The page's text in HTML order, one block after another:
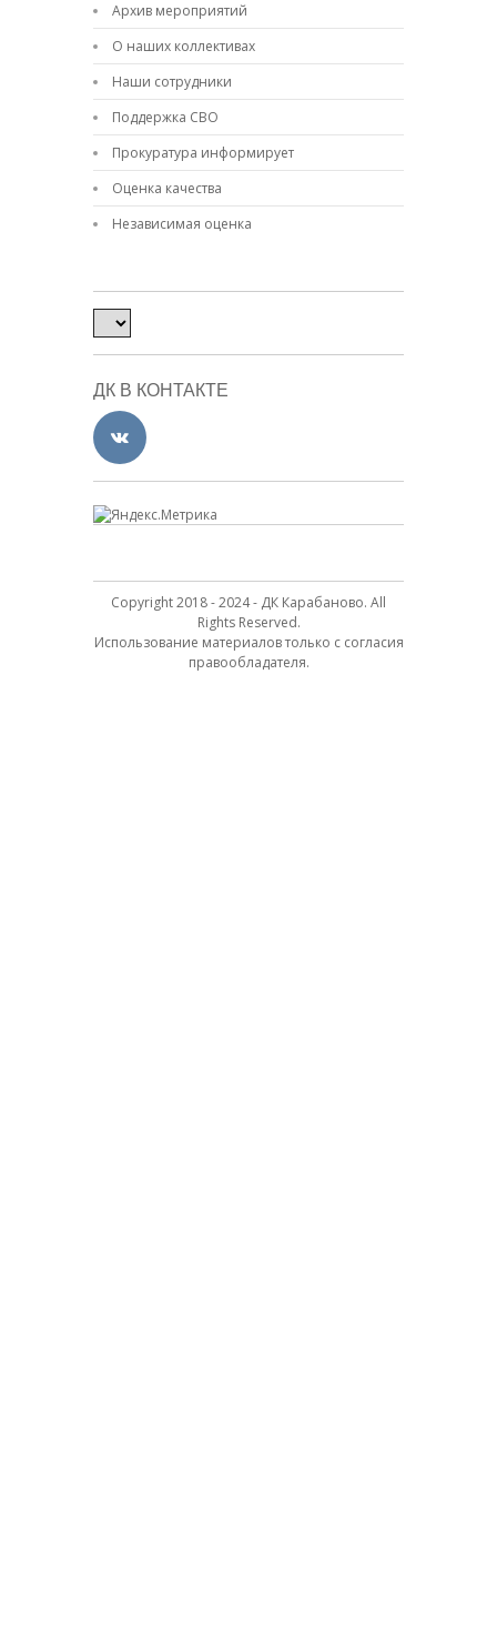
Архив мероприятий
О наших коллективах
Наши сотрудники
Поддержка СВО
Прокуратура информирует
Оценка качества
Независимая оценка
ДК В КОНТАКТЕ
Copyright 2018 - 2024 - ДК Карабаново. All
Rights Reserved.
Использование материалов только с согласия
правообладателя.